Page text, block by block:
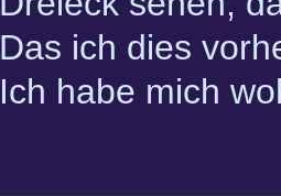
Das ich dies
Ich habe mich